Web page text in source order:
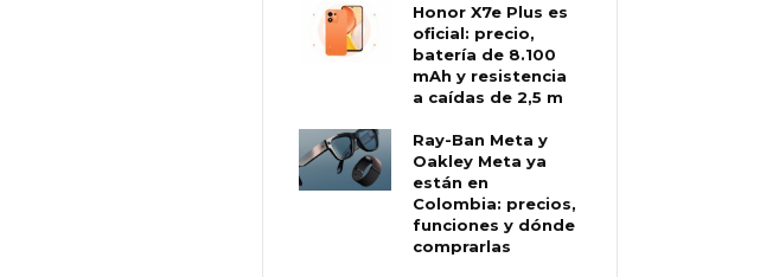
Honor X7e Plus es
oficial: precio,
batería de 8.100
mAh y resistencia
a caídas de 2,5 m
Ray-Ban Meta y
Oakley Meta ya
están en
Colombia: precios,
funciones y dónde
comprarlas